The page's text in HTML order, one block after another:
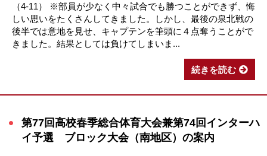
（4-11） ※部員が少なく中々試合でも勝つことができず、悔
しい思いをたくさんしてきました。しかし、最後の泉北戦の
後半では意地を見せ、キャプテンを筆頭に４点奪うことがで
きました。結果としては負けてしまいま...
続きを読む
第77回高校春季総合体育大会兼第74回インターハ
イ予選 ブロック大会（南地区）の案内